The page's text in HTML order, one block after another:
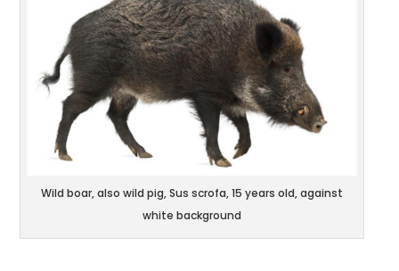
Wild boar, also wild pig, Sus scrofa, 15 years old, against
white background